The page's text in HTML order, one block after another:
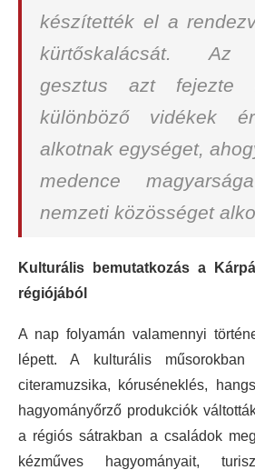
készítették el a
kürtőskalácsát. Az
gesztus azt
különböző vidékek
alkotnak egységet,
medence
nemzeti közösséget
Kulturális bemutatkozás a
régiójából
A nap folyamán valamennyi
lépett. A kulturális műsorokban
citeramuzsika, kóruséneklés,
hagyományőrző produkciók
a régiós sátrakban a családok
kézműves hagyományait,